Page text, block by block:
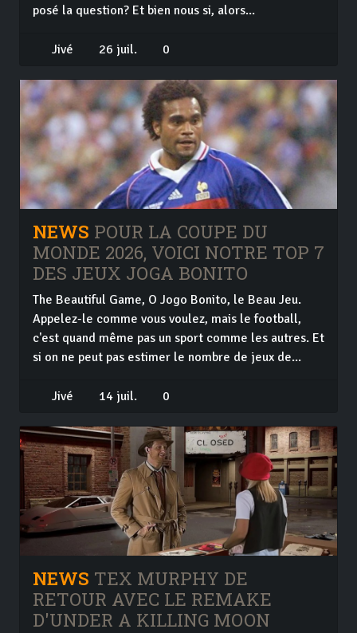
posé la question? Et bien nous si, alors...
Jivé 26 juil. 0
NEWS POUR LA COUPE DU
MONDE 2026, VOICI NOTRE TOP 7
DES JEUX JOGA BONITO
The Beautiful Game, O Jogo Bonito, le Beau Jeu.
Appelez-le comme vous voulez, mais le football,
c'est quand même pas un sport comme les autres. Et
si on ne peut pas estimer le nombre de jeux de...
Jivé 14 juil. 0
NEWS TEX MURPHY DE
RETOUR AVEC LE REMAKE
D'UNDER A KILLING MOON